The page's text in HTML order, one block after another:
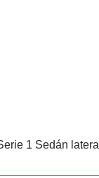
1 Sedán lateral